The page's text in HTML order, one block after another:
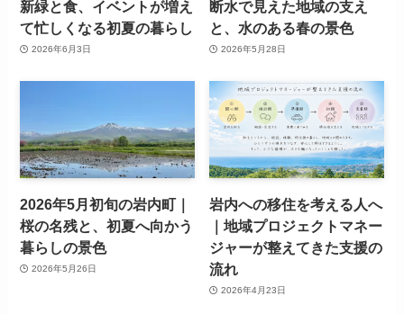
新緑と食、イベントが増え
て忙しくなる初夏の暮らし
2026年6月3日
断水で見えた地域の支え
と、水のある春の景色
2026年5月28日
2026年5月初旬の岩内町｜
桜の名残と、初夏へ向かう
暮らしの景色
2026年5月26日
岩内への移住を考える人へ
｜地域プロジェクトマネー
ジャーが整えてきた支援の
流れ
2026年4月23日